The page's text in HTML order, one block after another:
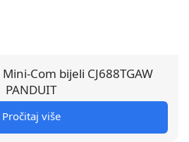
Com bijeli CJ688TGAW
PANDUIT
Pročitaj više